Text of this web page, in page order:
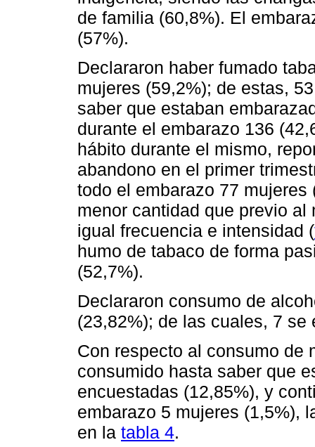
de familia (60,8%). El
(57%).
Declararon haber fumado
mujeres (59,2%); de estas,
saber que estaban
durante el embarazo 136
hábito durante el mismo,
abandono en el primer
todo el embarazo 77
menor cantidad que previo
igual frecuencia e intensidad (
humo de tabaco de forma
(52,7%).
Declararon consumo de
(23,82%); de las cuales, 7
Con respecto al consumo de
consumido hasta saber que
encuestadas (12,85%), y
embarazo 5 mujeres (1,5%),
en la tabla 4.